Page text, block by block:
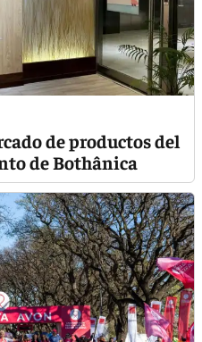
de productos del
de Bothânica